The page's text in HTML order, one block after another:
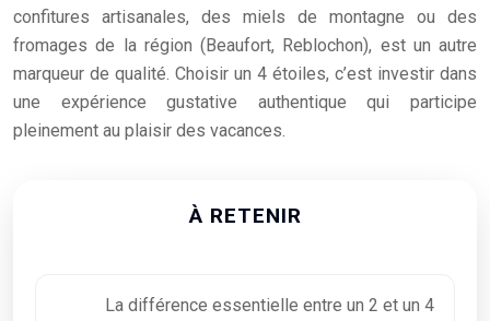
confitures artisanales, des miels de montagne ou des
fromages de la région (Beaufort, Reblochon), est un autre
marqueur de qualité. Choisir un 4 étoiles, c’est investir dans
une expérience gustative authentique qui participe
pleinement au plaisir des vacances.
À RETENIR
La différence essentielle entre un 2 et un 4